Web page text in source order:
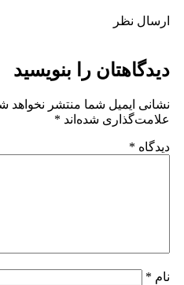
ارسال نظر
دیدگاهتان را بنویسید
نشانی ایمیل شما منتشر نخواهد
علامت‌گذاری شده‌اند *
دیدگاه *
نام *